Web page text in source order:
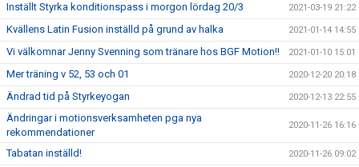
Inställt Styrka konditionspass i morgon lördag 20/3 2021-03-19 21:22
Kvällens Latin Fusion inställd på grund av halka 2021-01-14 14:55
Vi välkomnar Jenny Svenning som tränare hos BGF Motion!! 2021-01-10 15:01
Mer träning v 52, 53 och 01 2020-12-20 20:18
Ändrad tid på Styrkeyogan 2020-12-13 22:55
Ändringar i motionsverksamheten pga nya
rekommendationer
2020-11-26 16:16
Tabatan inställd! 2020-11-26 09:02